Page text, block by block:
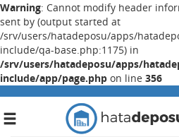
Warning: Cannot modify header
sent by (output started at
/srv/users/hatadeposu/apps/
include/qa-base.php:1175) in
/srv/users/hatadeposu/apps/
include/app/page.php on line 356
Toggle